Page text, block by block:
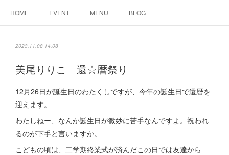
HOME EVENT MENU BLOG
2023.11.08 14:08
美尾りりこ 還☆暦祭り
12月26日が誕生日のわたくしですが、今年の誕生日で還暦を
迎えます。
わたしねー、なんか誕生日が微妙に苦手なんですよ。祝われ
るのが下手と言いますか。
こどもの頃は、二学期終業式が済んだこの日では友達から